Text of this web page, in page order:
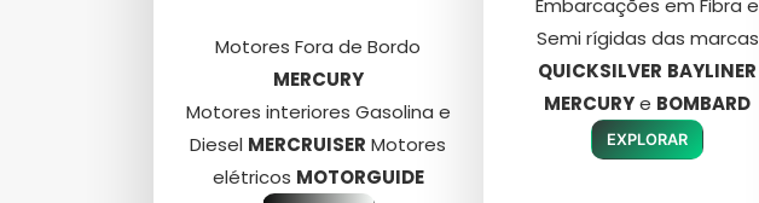
Motores Fora de Bordo
MERCURY
Motores interiores Gasolina e
Diesel MERCRUISER Motores
elétricos MOTORGUIDE
Embarcações em Fibra e
Semi rígidas das marcas
QUICKSILVER BAYLINER
MERCURYe BOMBARD
EXPLORAR